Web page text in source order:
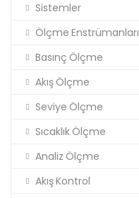
Sistemler
Ölçme Enstrümanları
Basınç Ölçme
Akış Ölçme
Seviye Ölçme
Sıcaklık Ölçme
Analiz Ölçme
Akış Kontrol